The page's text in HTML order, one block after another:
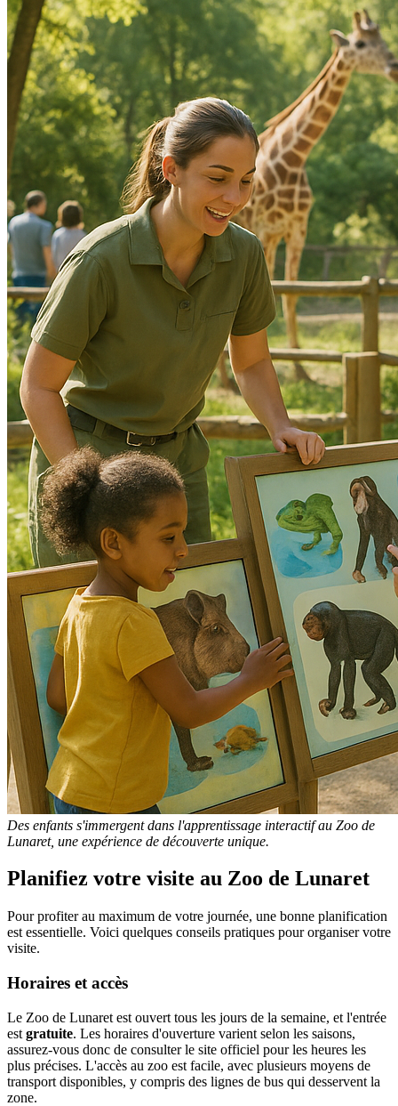
Des enfants s'immergent dans l'apprentissage interactif au Zoo de
Lunaret, une expérience de découverte unique.
Planifiez votre visite au Zoo de Lunaret
Pour profiter au maximum de votre journée, une bonne planification
est essentielle. Voici quelques conseils pratiques pour organiser votre
visite.
Horaires et accès
Le Zoo de Lunaret est ouvert tous les jours de la semaine, et l'entrée
est gratuite. Les horaires d'ouverture varient selon les saisons,
assurez-vous donc de consulter le site officiel pour les heures les
plus précises. L'accès au zoo est facile, avec plusieurs moyens de
transport disponibles, y compris des lignes de bus qui desservent la
zone.